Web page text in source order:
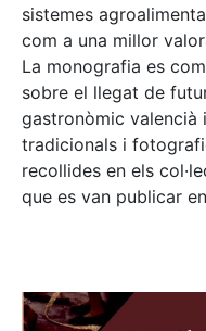
sistemes
com a una millor
La monografia es
sobre el llegat de
gastronòmic valencià
tradicionals i
recollides en els
que es van publicar